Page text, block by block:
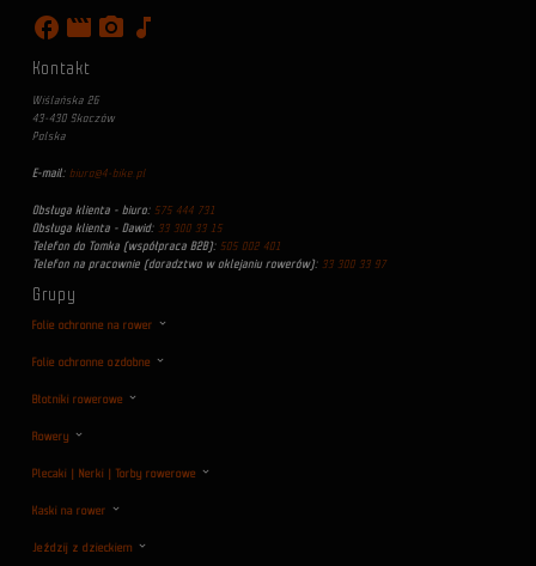
facebook movie photo_camera music_note
Kontakt
Wiślańska 26
43-430 Skoczów
Polska
E-mail: biuro@4-bike.pl
Obsługa klienta - biuro: 575 444 731
Obsługa klienta - Dawid: 33 300 33 15
Telefon do Tomka (współpraca B2B): 505 002 401
Telefon na pracownie (doradztwo w oklejaniu rowerów): 33 300 33 97
Grupy
Folie ochronne na rower
Folie ochronne ozdobne
Błotniki rowerowe
Rowery
Plecaki | Nerki | Torby rowerowe
Kaski na rower
Jeździj z dzieckiem